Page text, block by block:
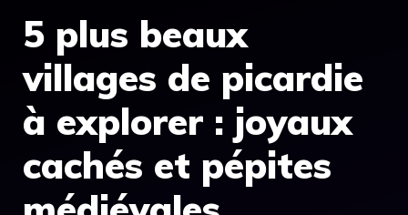
5 plus beaux
villages de picardie
à explorer : joyaux
cachés et pépites